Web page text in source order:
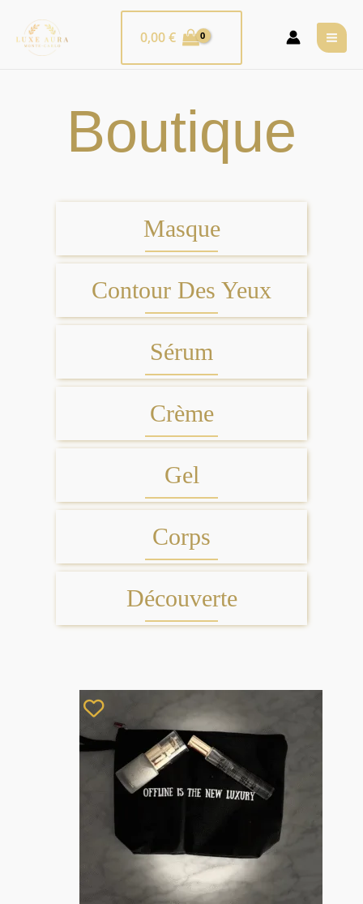
contenu
0,00€
Boutique
Découverte
Masque
Contour Des Yeux
Sérum
Crème
Gel
Corps